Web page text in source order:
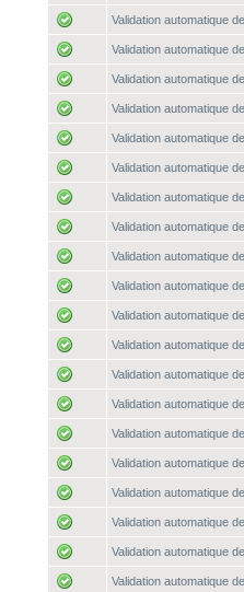
Validation automatique
Validation automatique
Validation automatique
Validation automatique
Validation automatique
Validation automatique
Validation automatique
Validation automatique
Validation automatique
Validation automatique
Validation automatique
Validation automatique
Validation automatique
Validation automatique
Validation automatique
Validation automatique
Validation automatique
Validation automatique
Validation automatique
Validation automatique